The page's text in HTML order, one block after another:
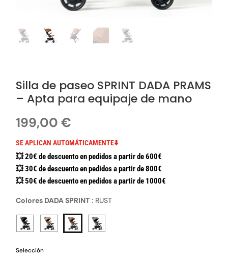
Silla de paseo SPRINT DADA PRAMS
– Apta para equipaje de mano
199,00€
SE APLICAN AUTOMÁTICAMENTE⬇️
💥 20€ de descuento en pedidos a partir de 600€
💥 30€ de descuento en pedidos a partir de 800€
💥 50€ de descuento en pedidos a partir de 1000€
Colores DADA SPRINT : RUST
Selección